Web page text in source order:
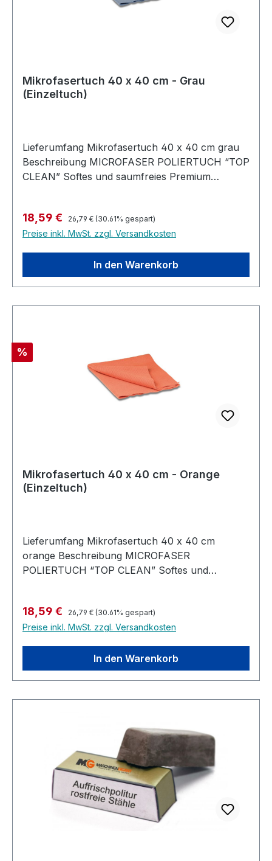
Mikrofasertuch 40 x 40 cm - Grau
(Einzeltuch)
Lieferumfang Mikrofasertuch 40 x 40 cm grau
Beschreibung MICROFASER POLIERTUCH “TOP
CLEAN” Softes und saumfreies Premium
und konstant hervorragenden Eigenschaften -
selbst nach zahlreichen Waschvorgängen.
Verkaufspreis:
18,59 € Regulärer Preis:
26,79 € (30.61% gespart)
Preise inkl. MwSt. zzgl. Versandkosten
In den Warenkorb
Rabatt
%
Mikrofasertuch 40 x 40 cm - Orange
(Einzeltuch)
Lieferumfang Mikrofasertuch 40 x 40 cm
orange Beschreibung MICROFASER
POLIERTUCH “TOP CLEAN” Softes und
Aufnahmefähigkeit und konstant
hervorragenden Eigenschaften - selbst nach
zahlreichen Waschvorgängen.
Verkaufspreis:
18,59 € Regulärer Preis:
26,79 € (30.61% gespart)
Preise inkl. MwSt. zzgl. Versandkosten
In den Warenkorb